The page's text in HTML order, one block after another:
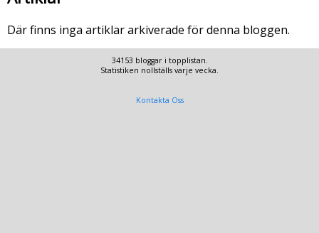
Där finns inga artiklar arkiverade för denna bloggen.
34153 bloggar i topplistan.
Statistiken nollställs varje vecka.
Kontakta Oss